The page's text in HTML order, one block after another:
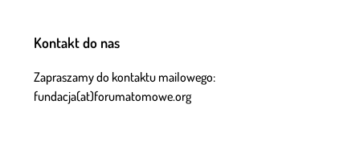
Kontakt do nas
Zapraszamy do kontaktu mailowego:
fundacja(at)forumatomowe.org